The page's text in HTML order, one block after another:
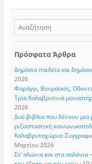
Πρόσφατα Άρθρα
Δημόσια παιδεία και
2026
Φαράγγι, Βουραϊκός,
Τρία Καλαβρυτινά
2026
Δυό βιβλία που δένουν μια
ριζοσπαστική
Καλαβρυτοχώρια:
Μαρτίου 2026
Στ’ αλώνια και στα